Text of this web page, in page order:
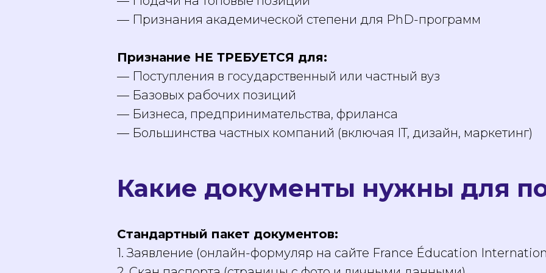
— Признания академической степени для PhD-программ
Признание НЕ ТРЕБУЕТСЯ для:
— Поступления в государственный или частный вуз
— Базовых рабочих позиций
— Бизнеса, предпринимательства, фриланса
— Большинства частных компаний (включая IT, дизайн, маркетинг)
Какие документы нужны для
Стандартный пакет документов:
1. Заявление (онлайн-формуляр на сайте France Éducation